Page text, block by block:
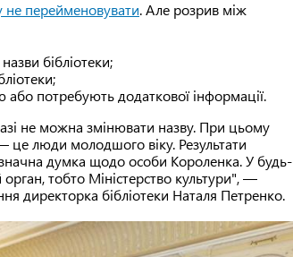
не перейменовувати. Але розрив між
бібліотеки;
потребують додаткової інформації.
не можна змінювати назву. При цьому
це люди молодшого віку. Результати
думка щодо особи Короленка. У будь-
тобто Міністерство культури", —
директорка бібліотеки Наталя Петренко.